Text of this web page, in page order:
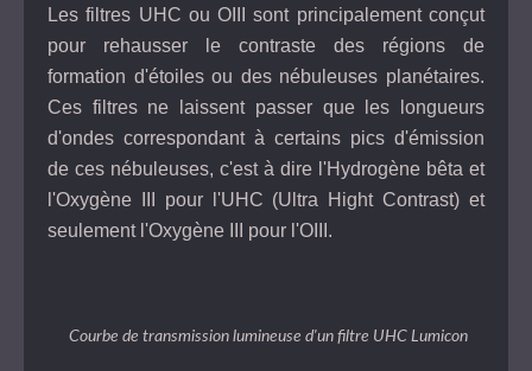
Les filtres UHC ou OIII sont principalement conçut
pour rehausser le contraste des régions de
formation d'étoiles ou des nébuleuses planétaires.
Ces filtres ne laissent passer que les longueurs
d'ondes correspondant à certains pics d'émission
de ces nébuleuses, c'est à dire l'Hydrogène bêta et
l'Oxygène III pour l'UHC (Ultra Hight Contrast) et
seulement l'Oxygène III pour l'OIII.
Courbe de transmission lumineuse d'un filtre UHC Lumicon